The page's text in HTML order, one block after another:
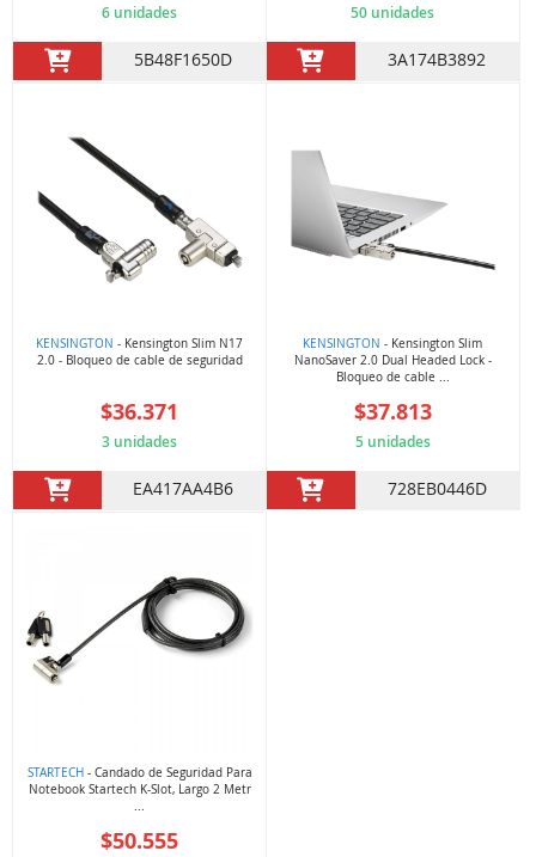
6 unidades
5B48F1650D
50 unidades
3A174B3892
KENSINGTON - Kensington Slim N17
2.0 - Bloqueo de cable de seguridad
$36.371
3 unidades
EA417AA4B6
KENSINGTON - Kensington Slim
NanoSaver 2.0 Dual Headed Lock -
Bloqueo de cable ...
$37.813
5 unidades
728EB0446D
STARTECH- Candado de Seguridad Para
Notebook Startech K-Slot, Largo 2 Metr
...
$50.555